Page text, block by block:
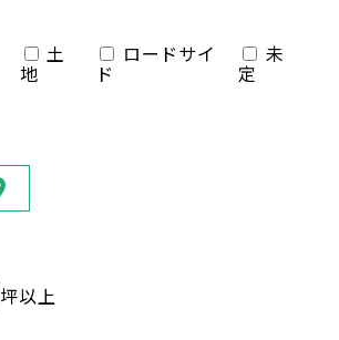
土
地
ロードサイ
ド
未
定
坪以上